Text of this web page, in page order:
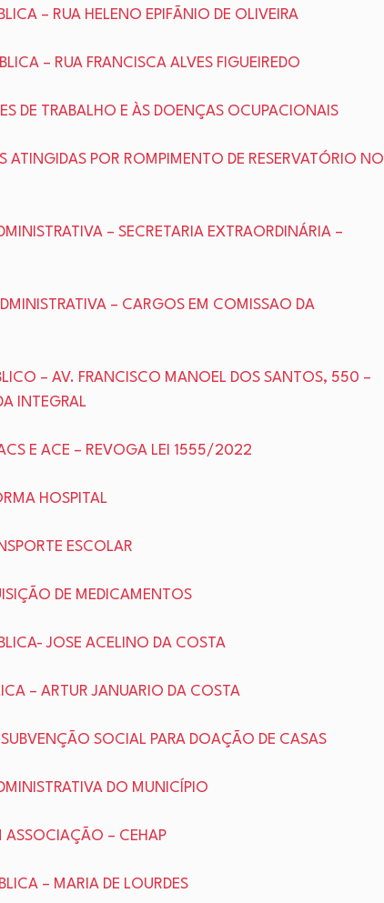
– RUA HELENO EPIFÃNIO DE OLIVEIRA
– RUA FRANCISCA ALVES FIGUEIREDO
DE TRABALHO E ÀS DOENÇAS OCUPACIONAIS
POR ROMPIMENTO DE RESERVATÓRIO NO
– SECRETARIA EXTRAORDINÁRIA –
– CARGOS EM COMISSAO DA
– AV. FRANCISCO MANOEL DOS SANTOS, 550 –
INTEGRAL
E ACE – REVOGA LEI 1555/2022
HOSPITAL
ESCOLAR
DE MEDICAMENTOS
JOSE ACELINO DA COSTA
– ARTUR JANUARIO DA COSTA
SOCIAL PARA DOAÇÃO DE CASAS
DO MUNICÍPIO
– CEHAP
– MARIA DE LOURDES